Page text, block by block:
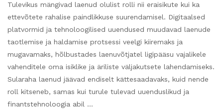
Tulevikus mängivad laenud olulist rolli nii eraisikute kui ka
ettevõtete rahalise paindlikkuse suurendamisel. Digitaalsed
platvormid ja tehnoloogilised uuendused muudavad laenude
taotlemise ja haldamise protsessi veelgi kiiremaks ja
mugavamaks, hõlbustades laenuvõtjatel ligipääsu vajalikele
vahenditele oma isiklike ja äriliste väljakutsete lahendamiseks.
Sularaha laenud jäävad endiselt kättesaadavaks, kuid nende
roll kitseneb, samas kui turule tulevad uuenduslikud ja
finantstehnoloogia abil …